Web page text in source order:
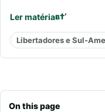
On this page
Ler matéria
Libertadores e Sul-